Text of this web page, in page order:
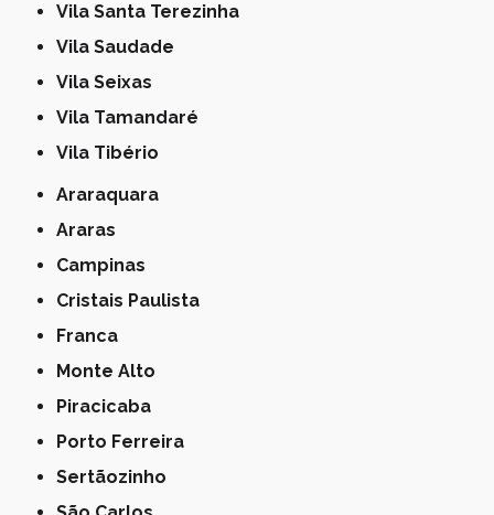
Vila Santa Terezinha
Vila Saudade
Vila Seixas
Vila Tamandaré
Vila Tibério
Araraquara
Araras
Campinas
Cristais Paulista
Franca
Monte Alto
Piracicaba
Porto Ferreira
Sertãozinho